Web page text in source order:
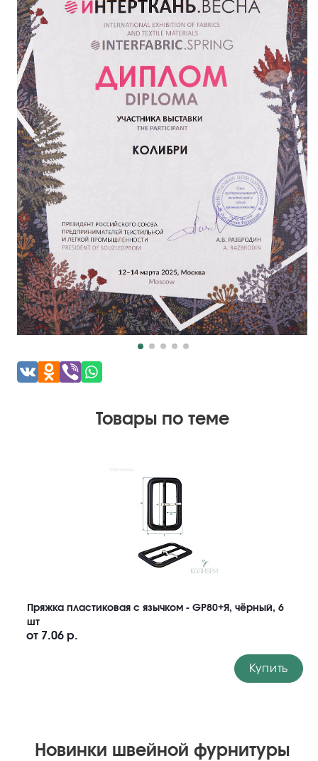
Товары по теме
Пряжка пластиковая с язычком - GP80+Я, чёрный, 6
шт
от 7.06 р.
Купить
Новинки швейной фурнитуры